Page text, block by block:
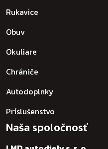
Rukavice
Obuv
Okuliare
Chrániče
Autodoplnky
Príslušenstvo
Naša spoločnosť